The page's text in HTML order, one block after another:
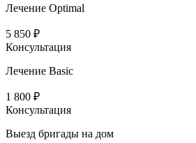
Лечение Optimal
5 850 ₽
Консультация
Лечение Basic
1 800 ₽
Консультация
Выезд бригады на дом